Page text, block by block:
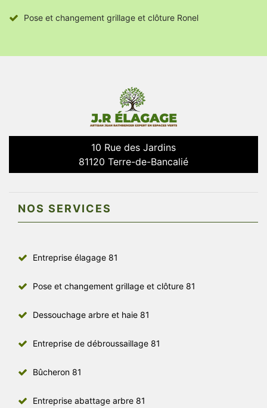
Pose et changement grillage et clôture Ronel
10 Rue des Jardins
81120 Terre-de-Bancalié
NOS SERVICES
Entreprise élagage 81
Pose et changement grillage et clôture 81
Dessouchage arbre et haie 81
Entreprise de débroussaillage 81
Bûcheron 81
Entreprise abattage arbre 81